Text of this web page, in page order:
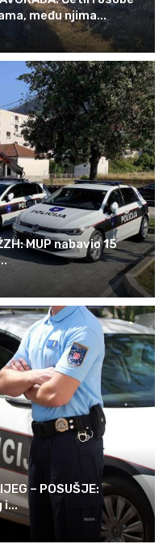
među njima...
MUP nabavio 15
– POSUŠJE:
i...